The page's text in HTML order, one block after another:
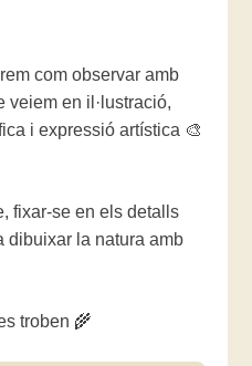
com observar amb
veiem en il·lustració,
i expressió artística 🎨
fixar-se en els detalls
dibuixar la natura amb
troben 🌾